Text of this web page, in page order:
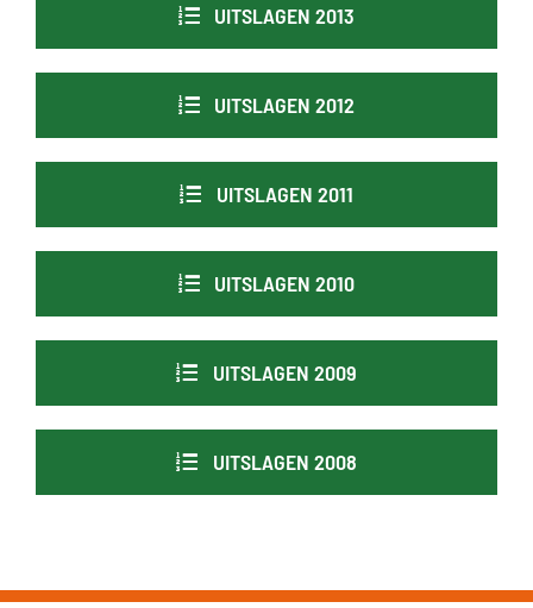
UITSLAGEN 2013
UITSLAGEN 2012
UITSLAGEN 2011
UITSLAGEN 2010
UITSLAGEN 2009
UITSLAGEN 2008